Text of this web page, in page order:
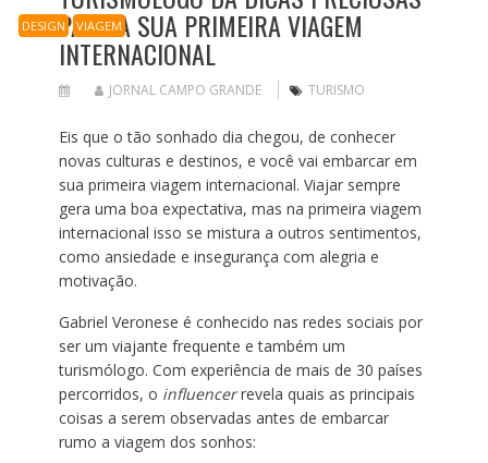
DESIGN VIAGEM
PARA A SUA PRIMEIRA VIAGEM
INTERNACIONAL
JORNAL CAMPO GRANDE TURISMO
Eis que o tão sonhado dia chegou, de conhecer
novas culturas e destinos, e você vai embarcar em
sua primeira viagem internacional. Viajar sempre
gera uma boa expectativa, mas na primeira viagem
internacional isso se mistura a outros sentimentos,
como ansiedade e insegurança com alegria e
motivação.
Gabriel Veronese é conhecido nas redes sociais por
ser um viajante frequente e também um
turismólogo. Com experiência de mais de 30 países
percorridos, o influencerrevela quais as principais
coisas a serem observadas antes de embarcar
rumo a viagem dos sonhos: